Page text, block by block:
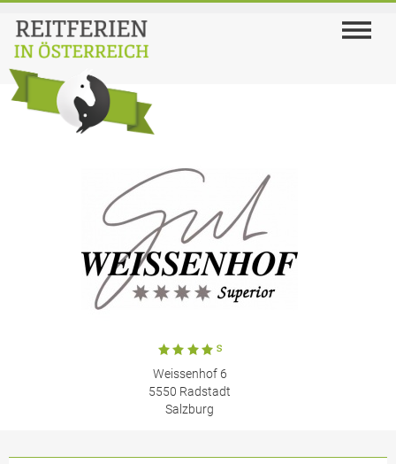
Weissenhof 6
5550 Radstadt
Salzburg